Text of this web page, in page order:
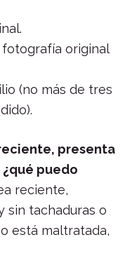
original
(no más de tres
presenta
puedo
reciente,
sin tachaduras o
está maltratada,